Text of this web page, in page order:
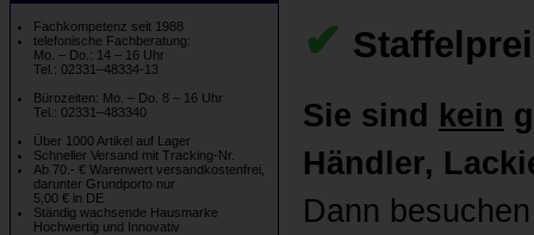
Fachkompetenz seit 1988
telefonische Fachberatung:
Mo. – Do.: 14 – 16 Uhr
Tel.: 02331–48334-13
Bürozeiten: Mo. – Do. 8 – 16 Uhr
Tel.: 02331–483340
Über 1000 Artikel auf Lager
Schneller Versand mit Tracking-Nr.
Ab 70.- € Warenwert versandkostenfrei,
darunter Grundporto nur
5,00 € in DE
Ständig wachsende Hausmarke
Hochwertig und Innovativ
✔
Sie sind kein
Händler,
Dann